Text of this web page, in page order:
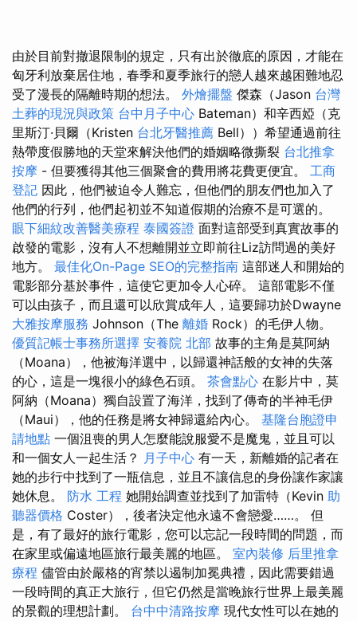
由於目前對撤退限制的規定，只有出於徹底的原因，才能在
匈牙利放棄居住地，春季和夏季旅行的戀人越來越困難地忍
受了漫長的隔離時期的想法。 外燴擺盤 傑森（Jason 台灣
土葬的現況與政策 台中月子中心 Bateman）和辛西婭（克
里斯汀·貝爾（Kristen 台北牙醫推薦 Bell））希望通過前往
熱帶度假勝地的天堂來解決他們的婚姻略微撕裂 台北推拿
按摩 - 但要獲得其他三個聚會的費用將花費更便宜。 工商
登記 因此，他們被迫令人難忘，但他們的朋友們也加入了
他們的行列，他們起初並不知道假期的治療不是可選的。
眼下細紋改善醫美療程 泰國簽證 面對這部受到真實故事的
啟發的電影，沒有人不想離開並立即前往Liz訪問過的美好
地方。 最佳化On-Page SEO的完整指南 這部迷人和開始的
電影部分基於事件，這使它更加令人心碎。 這部電影不僅
可以由孩子，而且還可以欣賞成年人，這要歸功於Dwayne
大雅按摩服務 Johnson（The 離婚 Rock）的毛伊人物。
優質記帳士事務所選擇 安養院 北部 故事的主角是莫阿納
（Moana），他被海洋選中，以歸還神話般的女神的失落
的心，這是一塊很小的綠色石頭。 茶會點心 在影片中，莫
阿納（Moana）獨自設置了海洋，找到了傳奇的半神毛伊
（Maui），他的任務是將女神歸還給內心。 基隆台胞證申
請地點 一個沮喪的男人怎麼能說服愛不是魔鬼，並且可以
和一個女人一起生活？ 月子中心 有一天，新離婚的記者在
她的步行中找到了一瓶信息，並且不讓信息的身份讓作家讓
她休息。 防水 工程 她開始調查並找到了加雷特（Kevin 助
聽器價格 Coster），後者決定他永遠不會戀愛……。 但
是，有了最好的旅行電影，您可以忘記一段時間的問題，而
在家里或偏遠地區旅行最美麗的地區。 室內裝修 后里推拿
療程 儘管由於嚴格的宵禁以遏制加冕典禮，因此需要錯過
一段時間的真正大旅行，但它仍然是當晚旅行世界上最美麗
的景觀的理想計劃。 台中中清路按摩 現代女性可以在她的